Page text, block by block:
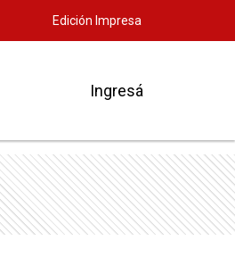
Edición Impresa
Ingresá